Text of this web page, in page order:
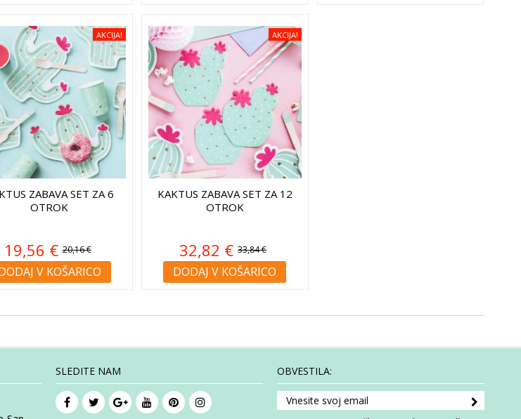
AKCIJA!
ZABAVA SET ZA 6
OTROK
19,56 €20,16 €
V KOŠARICO
AKCIJA!
KAKTUS ZABAVA SET ZA 12
OTROK
32,82 €33,84 €
DODAJ V KOŠARICO
SLEDITE NAM OBVESTILA: